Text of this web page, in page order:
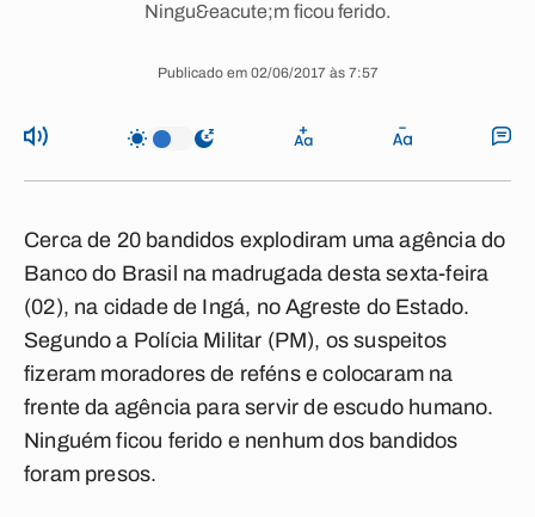
Ningu&eacute;m ficou ferido.
Publicado em 02/06/2017 às 7:57
Cerca de 20 bandidos explodiram uma agência do
Banco do Brasil na madrugada desta sexta-feira
(02), na cidade de Ingá, noAgreste do Estado.
Segundo a Polícia Militar (PM), os suspeitos
fizeram moradores de reféns e colocaram na
frente da agência para servir de escudo humano.
Ninguém ficou ferido e nenhum dos bandidos
foram presos.